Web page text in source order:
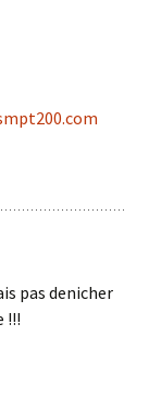
pas denicher
!!!